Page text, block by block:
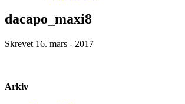
dacapo_maxi8
Skrevet 16. mars - 2017
Arkiv